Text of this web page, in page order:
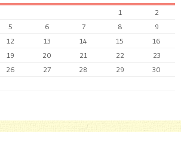
1
2
5 6 7 8
9
12 13 14 15
16
19 20 21 22
23
26 27 28 29
30